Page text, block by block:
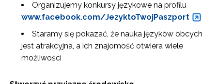
Organizujemy konkursy językowe na profilu
www.facebook.com/JezyktoTwojPaszport
Staramy się pokazać, że nauka języków obcych
jest atrakcyjna, a ich znajomość otwiera wiele
możliwości